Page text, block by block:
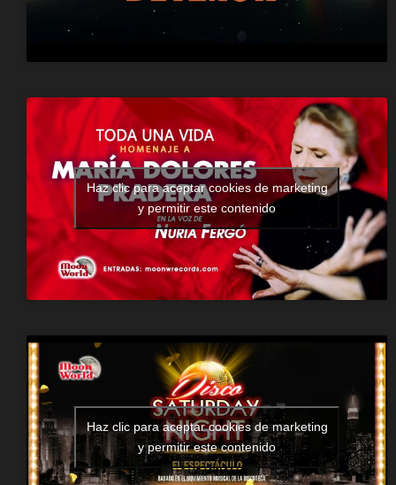
Haz clic para aceptar cookies de marketing
y permitir este contenido
Haz clic para aceptar cookies de marketing
y permitir este contenido